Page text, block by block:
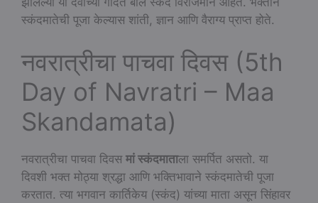
स्कंदमातेची पूजा केल्यास शांती, ज्ञान आणि वैराग्य प्राप्त होते.
नवरात्रीचा पाचवा दिवस (5th
Day of Navratri – Maa
Skandamata)
नवरात्रीचा पाचवा दिवस मां स्कंदमाताला समर्पित असतो. या
दिवशी भक्त मोठ्या श्रद्धा आणि भक्तिभावाने स्कंदमातेची पूजा
करतात. त्या भगवान कार्तिकेय (स्कंद) यांच्या माता असून सिंहावर